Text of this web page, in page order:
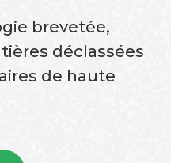
brevetée,
déclassées
de haute